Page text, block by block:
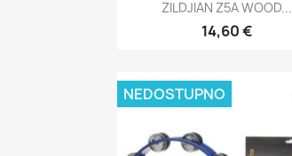

ZILDJIAN Z5A WOOD...
14,60 €
NEDOSTUPNO